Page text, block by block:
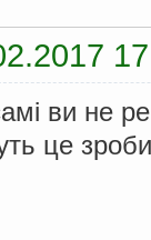
ви не
це